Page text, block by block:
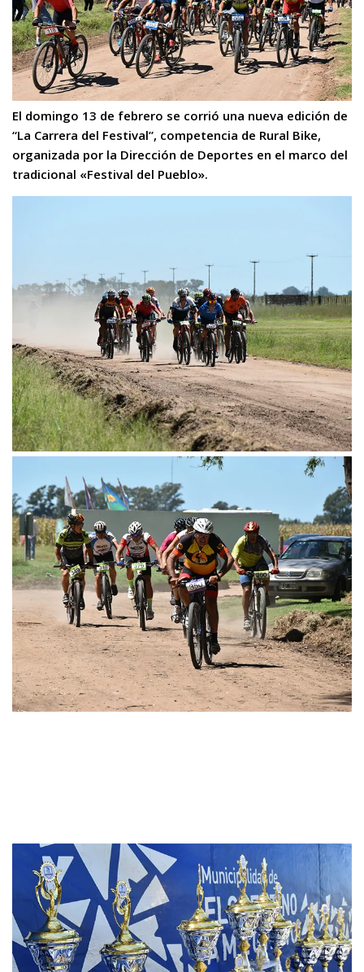
El domingo 13 de febrero se corrió una nueva edición de
“La Carrera del Festival”, competencia de Rural Bike,
organizada por la Dirección de Deportes en el marco del
tradicional «Festival del Pueblo».